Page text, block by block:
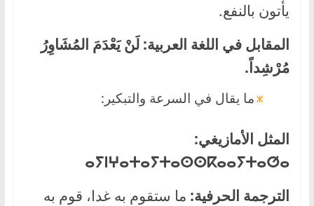
يأتون بالنفع.
المقابل في اللغة العربية: لَنْ يَعْدَمَ المُشَاوِرُ
مُرْشِداً.
ما يقال في السرعة والتبكير:
المثل الأمازيغي:
ⴰⵢⵏⵖⴰⵜⴰⵢⵜⴰⵙⵙⴽⴰⴰⵢⵜⴰⵚⴰ
الترجمة الحرفية: ما ستقوم به غدا، قوم به